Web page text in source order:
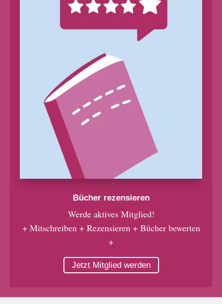
Bücher rezensieren
Werde aktives Mitglied!
+ Mitschreiben + Rezensieren + Bücher bewerten
+
Jetzt Mitglied werden